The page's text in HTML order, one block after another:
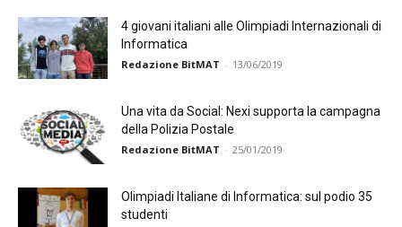
4 giovani italiani alle Olimpiadi Internazionali di
Informatica
Redazione BitMAT - 13/06/2019
Una vita da Social: Nexi supporta la campagna
della Polizia Postale
Redazione BitMAT - 25/01/2019
Olimpiadi Italiane di Informatica: sul podio 35
studenti